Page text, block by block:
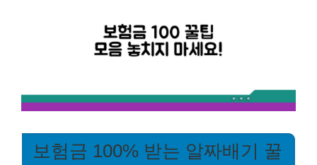
보험금 100% 받는 알짜배기 꿀